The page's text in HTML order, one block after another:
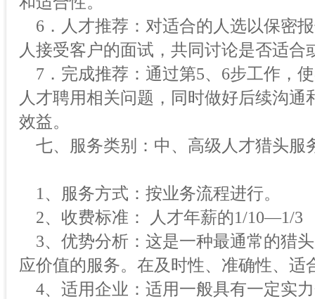
6．人才推荐：对适合的人选以保密
人接受客户的面试，共同讨论是否适
7．完成推荐：通过第5、6步工作，
人才聘用相关问题，同时做好后续沟
效益。
七、服务类别：中、高级人才猎头服
1、服务方式：按业务流程进行。
2、收费标准： 人才年薪的1/10—1/3
3、优势分析：这是一种最通常的猎
应价值的服务。在及时性、准确性、适
4、适用企业：适用一般具有一定实